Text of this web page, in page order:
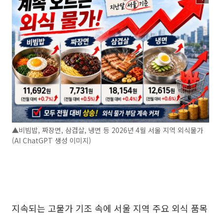
▲비빔밥, 짜장면, 삼겹살, 냉면 등 2026년 4월 서울 지역 외식물가
(AI ChatGPT 생성 이미지)
지속되는 고물가 기조 속에 서울 지역 주요 외식 품목